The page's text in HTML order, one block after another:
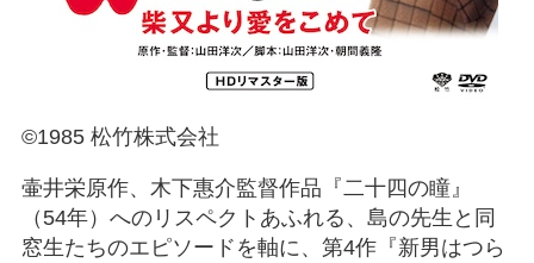
©1985 松竹株式会社
壷井栄原作、木下惠介監督作品『二十四の瞳』
（54年）へのリスペクトあふれる、島の先生と同
窓生たちのエピソードを軸に、第4作『新男はつら